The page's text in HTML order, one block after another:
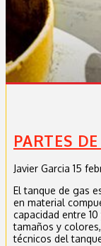
PARTES
Javier Garcia 15
El tanque de gas
en material
capacidad entre
tamaños y
técnicos del